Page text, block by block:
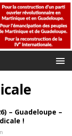
– Guadeloupe –
!